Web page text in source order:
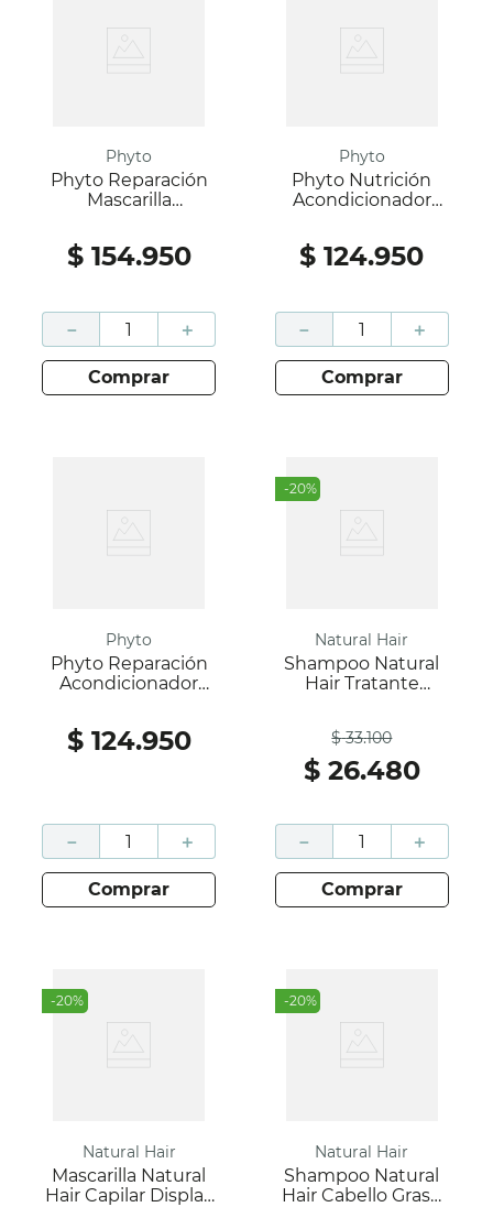
Phyto
Phyto Reparación
Mascarilla
$ 154.950
＋
－
comprar
Phyto
Phyto Nutrición
Acondicionador
$ 124.950
＋
－
comprar
Phyto
Phyto Reparación
Acondicionador
$ 124.950
＋
－
comprar
-20%
Natural Hair
Shampoo Natural
Hair Tratante
$ 33.100
$ 26.480
＋
－
comprar
-20%
Natural Hair
Mascarilla Natural
Hair Capilar Display
-20%
Natural Hair
Shampoo Natural
Hair Cabello Graso